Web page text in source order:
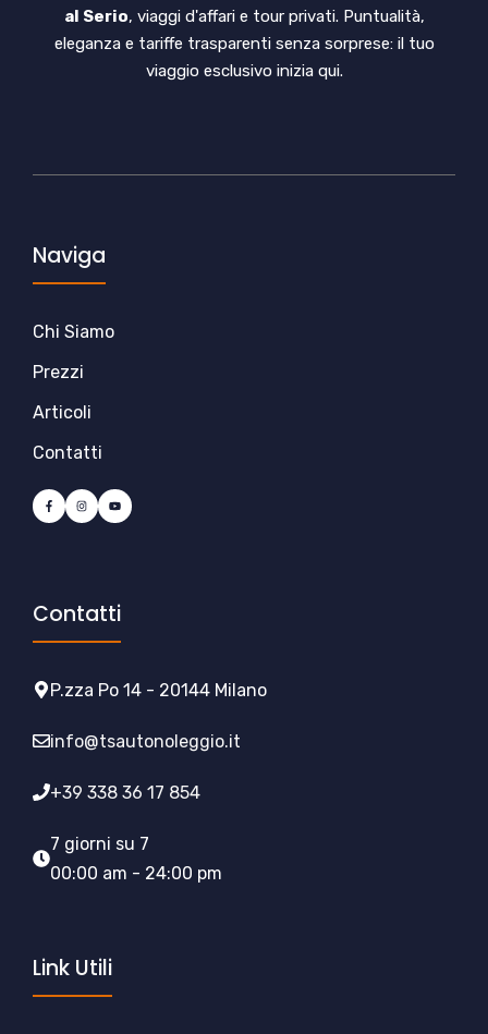
al Serio, viaggi d'affari e tour privati. Puntualità,
eleganza e tariffe trasparenti senza sorprese: il tuo
viaggio esclusivo inizia qui.
Naviga
Chi Siamo
Prezzi
Articoli
Contatti
Contatti
P.zza Po 14 - 20144 Milano
info@tsautonoleggio.it
+39 338 36 17 854
7 giorni su 7
00:00 am - 24:00 pm
Link Utili